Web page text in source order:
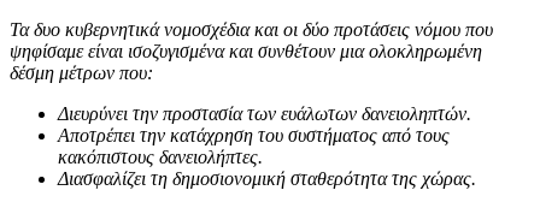
Τα δυο κυβερνητικά νομοσχέδια και οι δύο προτάσεις νόμου που
ψηφίσαμε είναι ισοζυγισμένα και συνθέτουν μια ολοκληρωμένη
δέσμη μέτρων που:
Διευρύνει την προστασία των ευάλωτων δανειοληπτών.
Αποτρέπει την κατάχρηση του συστήματος από τους
κακόπιστους δανειολήπτες.
Διασφαλίζει τη δημοσιονομική σταθερότητα της χώρας.